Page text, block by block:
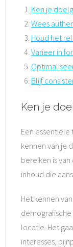
Ken je
Wees
Houd het
Varieer in
Blijf
Ken je
Een
kennen van je
bereiken is
inhoud die
Het kennen
locatie. Het
interesses,